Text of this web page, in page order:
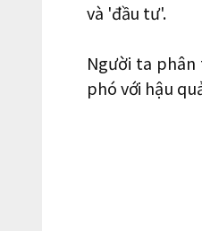
và 'đầu tư'.
Người ta
phó với hậu